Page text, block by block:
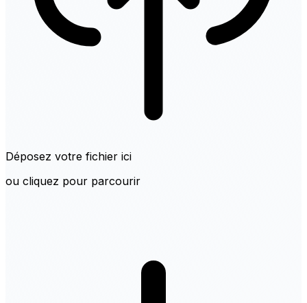
Déposez votre fichier ici
ou cliquez pour parcourir